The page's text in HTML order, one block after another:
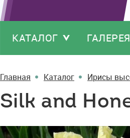
КАТАЛОГ ГАЛЕРЕЯ
Главная Каталог Ирисы
Silk and
Silk